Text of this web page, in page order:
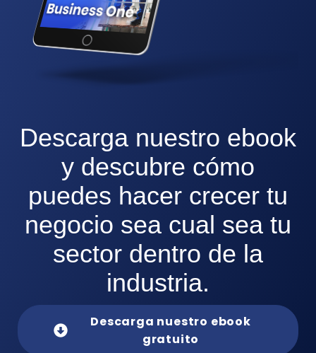
Descarga nuestro ebook
y descubre cómo
puedes hacer crecer tu
negocio sea cual sea tu
sector dentro de la
industria.
Descarga nuestro ebook
gratuito